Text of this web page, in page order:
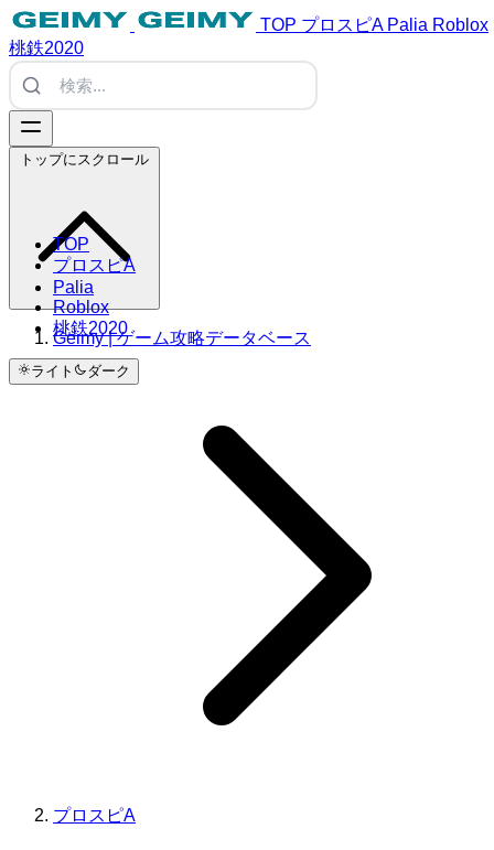
TOP プロスピA Palia Roblox
桃鉄2020
TOP
プロスピA
Palia
Roblox
桃鉄2020
ライト ダーク
トップにスクロール
Geimy | ゲーム攻略データベース
プロスピA